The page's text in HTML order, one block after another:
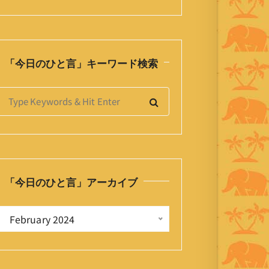
「今日のひと言」キーワード検索
「今日のひと言」アーカイブ
February 2024